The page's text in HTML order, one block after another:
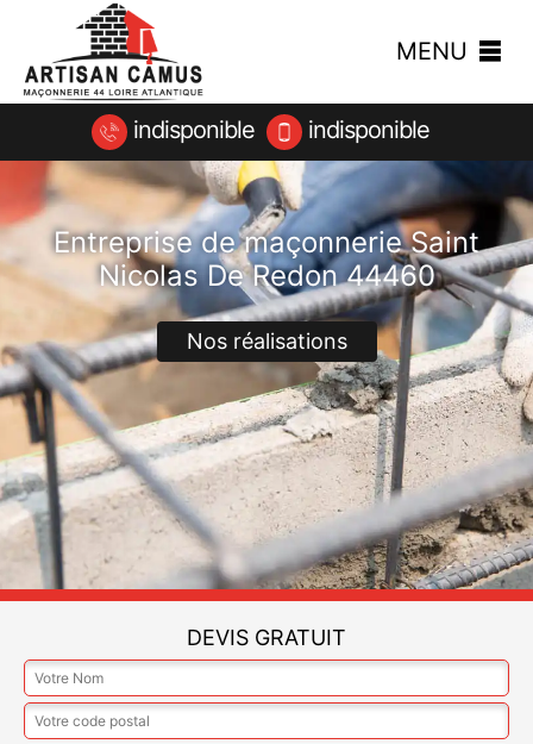
MENU
indisponible indisponible
Entreprise de maçonnerie Saint
Nicolas De Redon 44460
Nos réalisations
DEVIS GRATUIT